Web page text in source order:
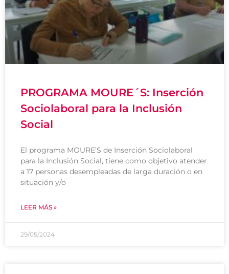
PROGRAMA MOURE´S: Inserción
Sociolaboral para la Inclusión
Social
El programa MOURE’S de Inserción Sociolaboral
para la Inclusión Social, tiene como objetivo atender
a 17 personas desempleadas de larga duración o en
situación y/o
LEER MÁS »
29/05/2024